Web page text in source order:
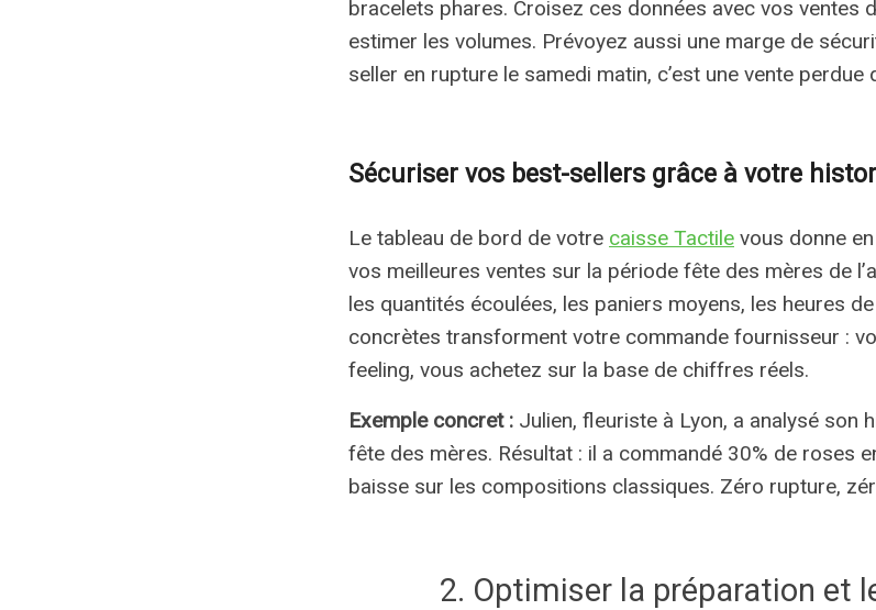
bracelets phares. Croisez ces données avec vos ventes
estimer les volumes. Prévoyez aussi une marge de
seller en rupture le samedi matin, c’est une vente perdue
Sécuriser vos best-sellers grâce à votre
Le tableau de bord de votre caisse Tactile vous donne
vos meilleures ventes sur la période fête des mères de
les quantités écoulées, les paniers moyens, les heures
concrètes transforment votre commande fournisseur :
feeling, vous achetez sur la base de chiffres réels.
Exemple concret : Julien, fleuriste à Lyon, a analysé son
fête des mères. Résultat : il a commandé 30% de roses
baisse sur les compositions classiques. Zéro rupture,
2. Optimiser la préparation et